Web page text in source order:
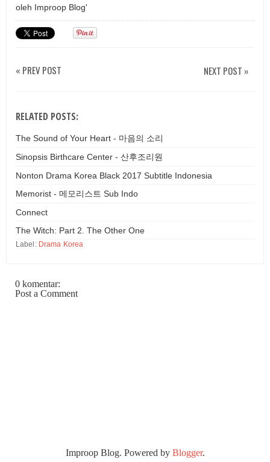
oleh Improop Blog'
« PREV POST NEXT POST »
RELATED POSTS:
The Sound of Your Heart - 마음의 소리
Sinopsis Birthcare Center - 산후조리원
Nonton Drama Korea Black 2017 Subtitle Indonesia
Memorist - 메모리스트 Sub Indo
Connect
The Witch: Part 2. The Other One
Label: Drama Korea
0 komentar:
Post a Comment
Improop Blog. Powered by Blogger.